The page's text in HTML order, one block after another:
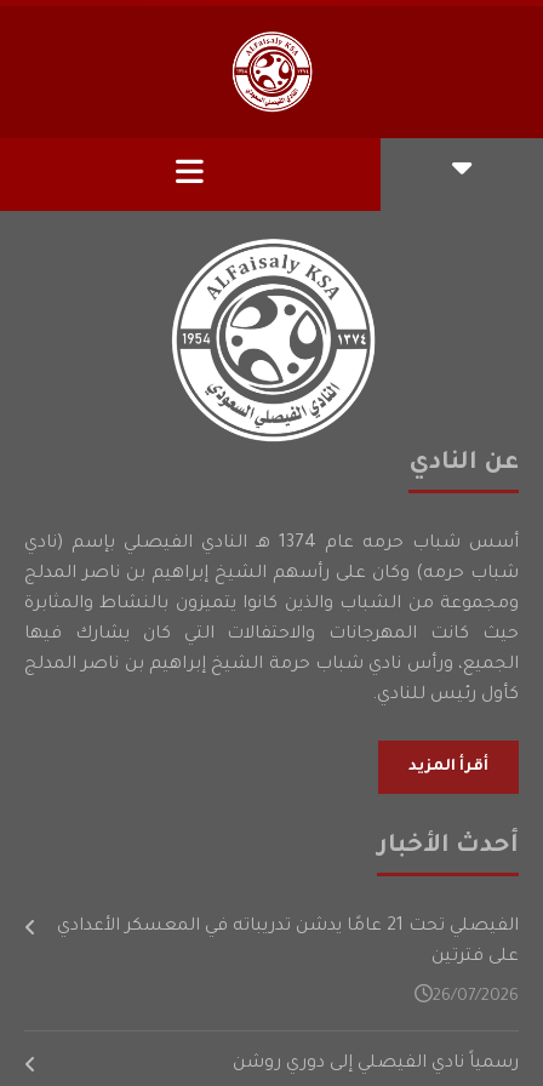
عن النادي
أسس شباب حرمه عام 1374 هـ النادي الفيصلي بإسم (نادي
شباب حرمه) وكان على رأسهم الشيخ إبراهيم بن ناصر المدلج
ومجموعة من الشباب والذين كانوا يتميزون بالنشاط والمثابرة
حيث كانت المهرجانات والاحتفالات التي كان يشارك فيها
الجميع، ورأس نادي شباب حرمة الشيخ إبراهيم بن ناصر المدلج
كأول رئيس للنادي.
أقرأ المزيد
أحدث الأخبار
الفيصلي تحت 21 عامًا يدشن تدريباته في المعسكر الأعدادي
على فترتين
26/07/2026
رسمياً نادي الفيصلي إلى دوري روشن